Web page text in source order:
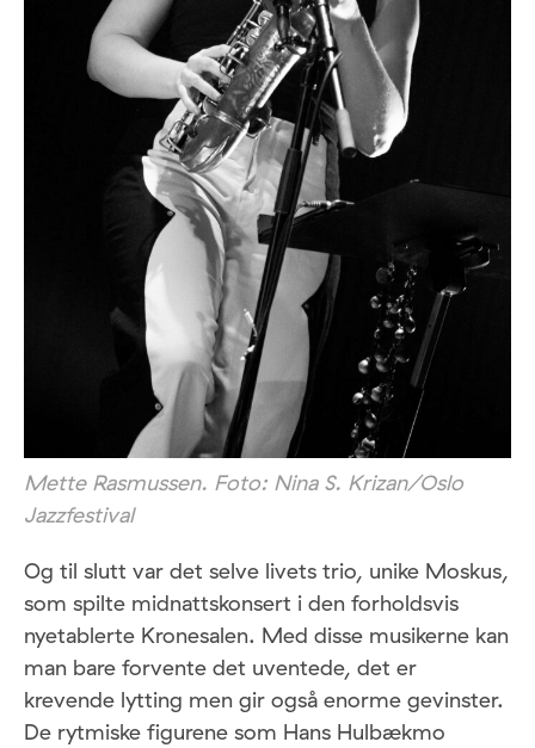
Mette Rasmussen. Foto: Nina S. Krizan/Oslo
Jazzfestival
Og til slutt var det selve livets trio, unike Moskus,
som spilte midnattskonsert i den forholdsvis
nyetablerte Kronesalen. Med disse musikerne kan
man bare forvente det uventede, det er
krevende lytting men gir også enorme gevinster.
De rytmiske figurene som Hans Hulbækmo